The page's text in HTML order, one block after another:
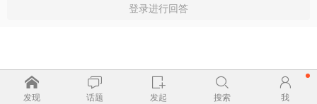
登录进行回答
发现 话题 发起 搜索 我